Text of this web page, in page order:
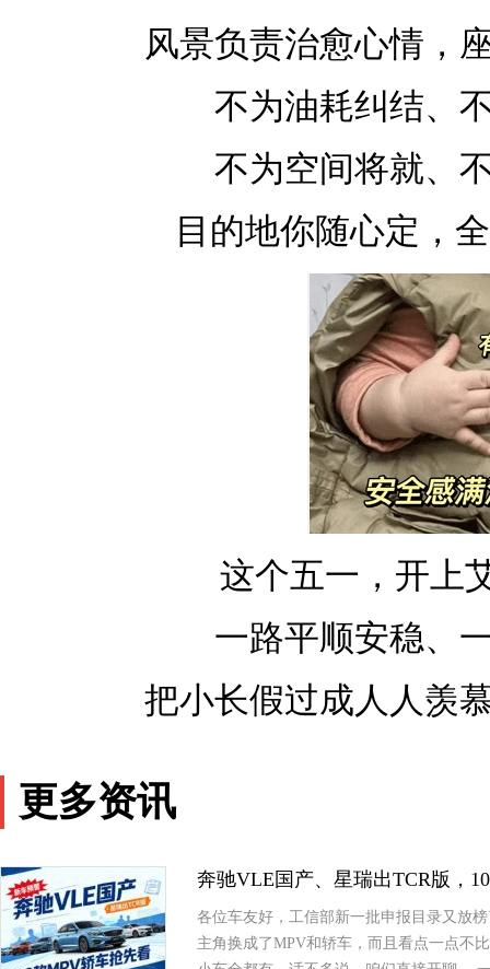
风景负责治愈心情，
不为油耗纠结、
不为空间将就、
目的地你随心定，
这个五一，开上
一路平顺安稳、
把小长假过成人人羡
更多资讯
奔驰VLE国产、星瑞出TCR版，
各位车友好，工信部新一批申报目录又放
主角换成了MPV和轿车，而且看点一点不